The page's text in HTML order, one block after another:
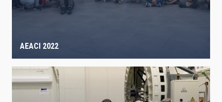
AEACI 2022